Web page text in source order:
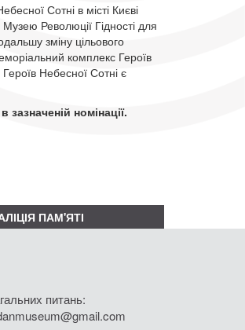
Сотні в місті Києві
Революції Гідності для
зміну цільового
комплекс Героїв
Небесної Сотні є
номінації.
ПАМ'ЯТІ
питань: